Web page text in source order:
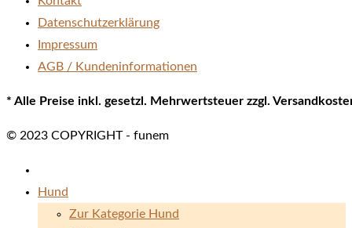
Datenschutzerklärung
Impressum
AGB / Kundeninformationen
* Alle Preise inkl. gesetzl. Mehrwertsteuer zzgl.
© 2023 COPYRIGHT - funem
Hund
Zur Kategorie Hund